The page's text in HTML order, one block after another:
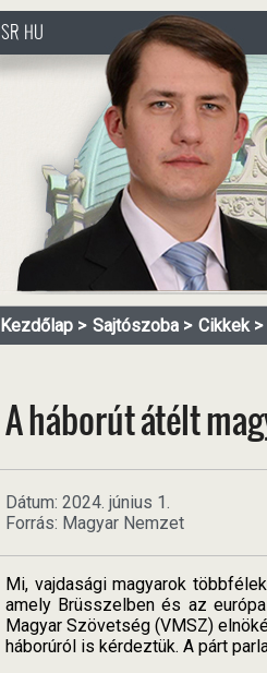
http://www.pasztorbalint.rs/
SR HU
Kezdőlap Sajtószoba Cikkek
A háborút átélt
Dátum: 2024. június 1.
Forrás: Magyar Nemzet
Mi, vajdasági magyarok
amely Brüsszelben és az
Magyar Szövetség (VMSZ)
háborúról is kérdeztük. A párt